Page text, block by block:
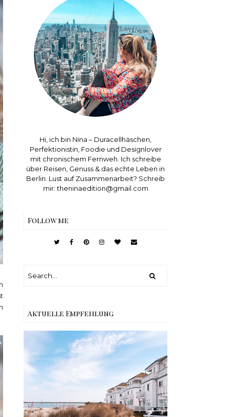
Hi, ich bin Nina – Duracellhäschen,
Perfektionistin, Foodie und Designlover
mit chronischem Fernweh. Ich schreibe
über Reisen, Genuss & das echte Leben in
Berlin. Lust auf Zusammenarbeit? Schreib
mir: theninaedition@gmail.com
Follow me
Aktuelle Empfehlung
Reisen - Schleiregion